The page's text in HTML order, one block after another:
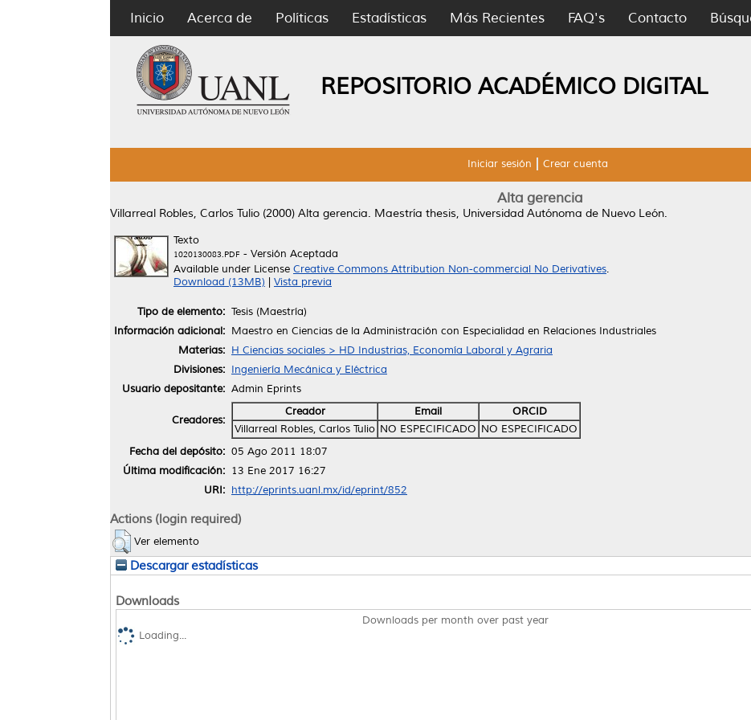
Inicio Acerca de Políticas Estadísticas Más Recientes FAQ's Contacto
REPOSITORIO ACADÉMICO DIGITAL
Iniciar sesión Crear cuenta
Alta gerencia
Villarreal Robles, Carlos Tulio (2000) Alta gerencia. Maestría thesis, Universidad Autónoma de Nuevo León.
Texto
1020130083.PDF - Versión Aceptada
Available under License Creative Commons Attribution Non-commercial No Derivatives.
Download (13MB)
Vista previa
Tipo de elemento: Tesis (Maestría)
Información adicional: Maestro en Ciencias de la Administración con Especialidad en Relaciones Industriales
Materias: H Ciencias sociales > HD Industrias, Economía Laboral y Agraria
Divisiones: Ingeniería Mecánica y Eléctrica
Usuario depositante: Admin Eprints
Creadores:
Creador Email
ORCID
Villarreal Robles, Carlos Tulio NO ESPECIFICADO NO ESPECIFICADO
Fecha del depósito: 05 Ago 2011 18:07
Última modificación: 13 Ene 2017 16:27
URI: http://eprints.uanl.mx/id/eprint/852
Actions (login required)
Ver elemento
Descargar estadísticas
Downloads
Downloads per month over past year
Loading...